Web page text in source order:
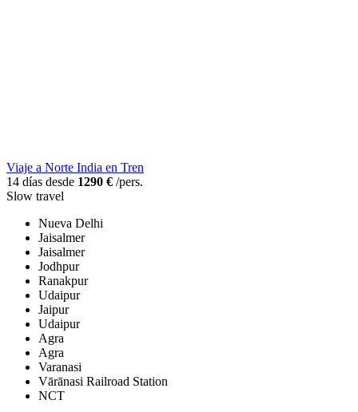
Viaje a Norte India en Tren
14 días desde 1290 € /pers.
Slow travel
Nueva Delhi
Jaisalmer
Jaisalmer
Jodhpur
Ranakpur
Udaipur
Jaipur
Udaipur
Agra
Agra
Varanasi
Vārānasi Railroad Station
NCT